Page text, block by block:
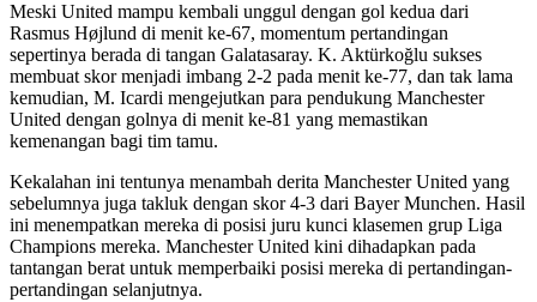
Meski United mampu kembali unggul dengan gol kedua dari
Rasmus Højlund di menit ke-67, momentum pertandingan
sepertinya berada di tangan Galatasaray. K. Aktürkoğlu sukses
membuat skor menjadi imbang 2-2 pada menit ke-77, dan tak lama
kemudian, M. Icardi mengejutkan para pendukung Manchester
United dengan golnya di menit ke-81 yang memastikan
kemenangan bagi tim tamu.
Kekalahan ini tentunya menambah derita Manchester United yang
sebelumnya juga takluk dengan skor 4-3 dari Bayer Munchen. Hasil
ini menempatkan mereka di posisi juru kunci klasemen grup Liga
Champions mereka. Manchester United kini dihadapkan pada
tantangan berat untuk memperbaiki posisi mereka di pertandingan-
pertandingan selanjutnya.